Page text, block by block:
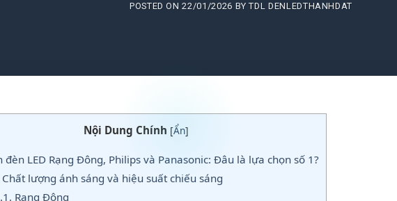
POSTED ON22/01/2026 BYTDL DENLEDTHANHDAT
Nội Dung Chính [Ẩn]
đèn LED Rạng Đông, Philips và Panasonic: Đâu là lựa chọn số 1?
Chất lượng ánh sáng và hiệu suất chiếu sáng
Rạng Đông